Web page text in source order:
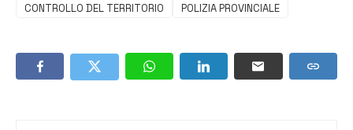
CONTROLLO DEL TERRITORIO
POLIZIA PROVINCIALE